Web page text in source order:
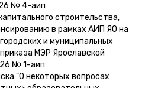
№ 4-аип
строительства,
в рамках АИП ЯО на
и муниципальных
МЭР Ярославской
№ 1-аип
"О некоторых вопросах